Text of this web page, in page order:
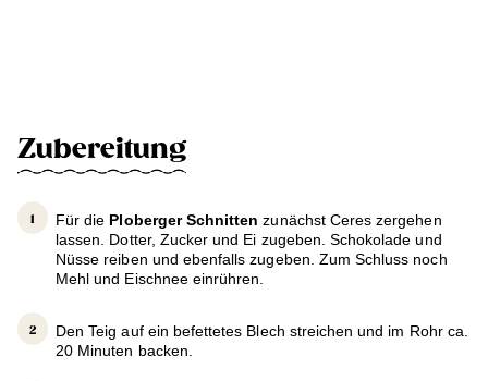
Zubereitung
Für die Ploberger Schnittenzunächst Ceres zergehen
lassen. Dotter, Zucker und Ei zugeben. Schokolade und
Nüsse reiben und ebenfalls zugeben. Zum Schluss noch
Mehl und Eischnee einrühren.
Den Teig auf ein befettetes Blech streichen und im Rohr ca.
20 Minuten backen.